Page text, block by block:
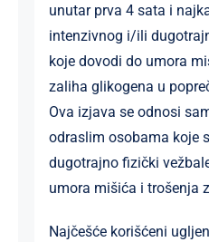
unutar prva 4 sata i
intenzivnog i/ili
koje dovodi do umora
zaliha glikogena u
Ova izjava se odnosi
odraslim osobama koje
dugotrajno fizički
umora mišića i trošenja
Najčešće korišćeni